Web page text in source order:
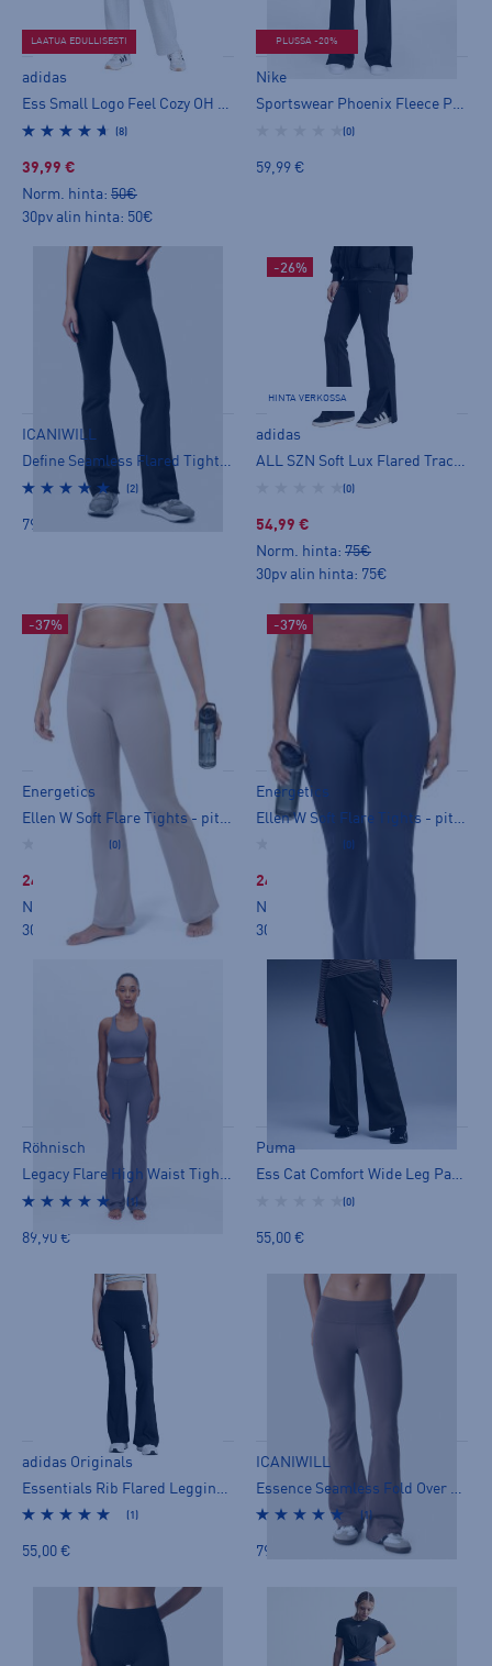
LAATUA EDULLISESTI
adidas
Ess Small Logo Feel Cozy OH W - collegehousut
(8)
39,99 €
Norm. hinta: 50€
30pv alin hinta: 50€
PLUSSA -20%
Nike
Sportswear Phoenix Fleece Pants - collegehousut
(0)
59,99 €
ICANIWILL
Define Seamless Flared Tights - pitkät trikoot
(2)
79,00 €
-26%
HINTA VERKOSSA
adidas
ALL SZN Soft Lux Flared Tracksuit Bottoms W - pitkät trikoot
(0)
54,99 €
Norm. hinta: 75€
30pv alin hinta: 75€
-37%
Energetics
(0)
24,99 €
Norm. hinta:
39,90€
30pv alin hinta: 39,90€
-37%
Energetics
(0)
24,99 €
Norm. hinta:
30pv alin hinta: 39,90€
Röhnisch
Legacy Flare High Waist Tights - pitkät trikoot
(1)
89,90 €
Puma
Ess Cat Comfort Wide Leg Pants W - collegehousut
(0)
55,00 €
adidas Originals
(1)
55,00 €
ICANIWILL
(1)
79,00 €